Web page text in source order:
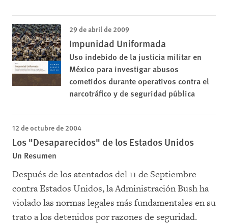
29 de abril de 2009
Impunidad Uniformada
Uso indebido de la justicia militar en
México para investigar abusos
cometidos durante operativos contra el
narcotráfico y de seguridad pública
12 de octubre de 2004
Los "Desaparecidos" de los Estados Unidos
Un Resumen
Después de los atentados del 11 de Septiembre
contra Estados Unidos, la Administración Bush ha
violado las normas legales más fundamentales en su
trato a los detenidos por razones de seguridad.